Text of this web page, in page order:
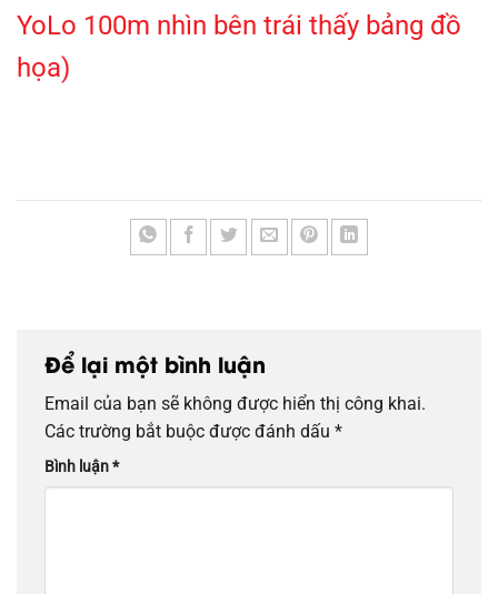
YoLo 100m nhìn bên trái thấy bảng đồ
họa)
Để lại một bình luận
Email của bạn sẽ không được hiển thị công khai.
Các trường bắt buộc được đánh dấu *
Bình luận*